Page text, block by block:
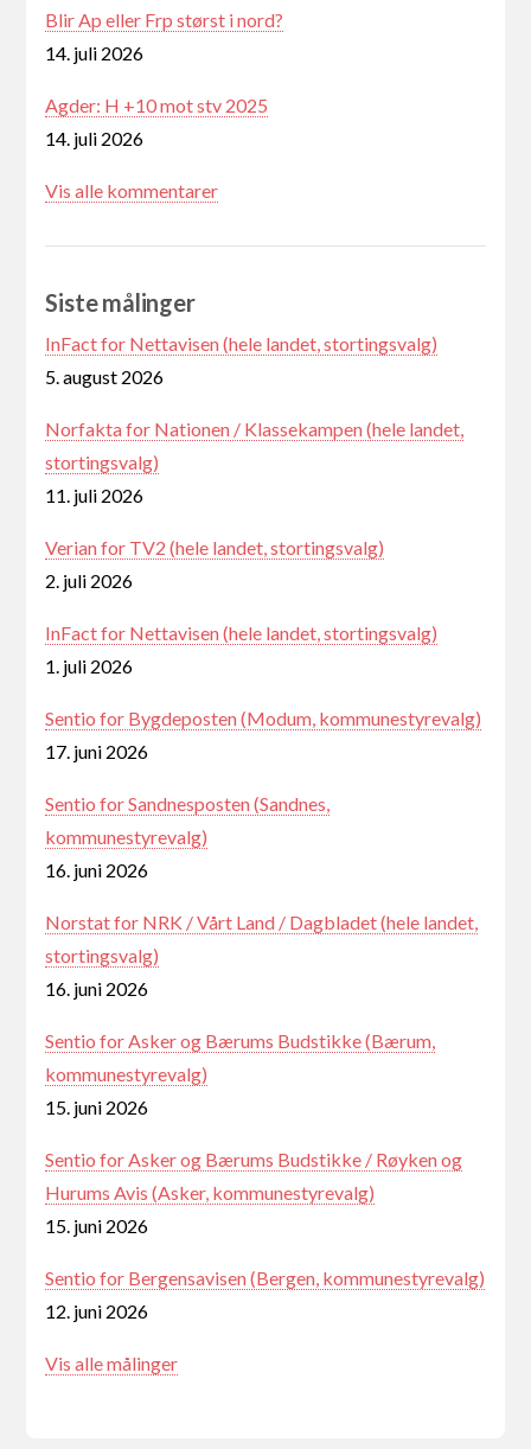
Blir Ap eller Frp størst i nord?
14. juli 2026
Agder: H +10 mot stv 2025
14. juli 2026
Vis alle kommentarer
Siste målinger
InFact for Nettavisen (hele landet, stortingsvalg)
5. august 2026
Norfakta for Nationen / Klassekampen (hele landet,
stortingsvalg)
11. juli 2026
Verian for TV2 (hele landet, stortingsvalg)
2. juli 2026
InFact for Nettavisen (hele landet, stortingsvalg)
1. juli 2026
Sentio for Bygdeposten (Modum, kommunestyrevalg)
17. juni 2026
Sentio for Sandnesposten (Sandnes,
kommunestyrevalg)
16. juni 2026
Norstat for NRK / Vårt Land / Dagbladet (hele landet,
stortingsvalg)
16. juni 2026
Sentio for Asker og Bærums Budstikke (Bærum,
kommunestyrevalg)
15. juni 2026
Sentio for Asker og Bærums Budstikke / Røyken og
Hurums Avis (Asker, kommunestyrevalg)
15. juni 2026
Sentio for Bergensavisen (Bergen, kommunestyrevalg)
12. juni 2026
Vis alle målinger